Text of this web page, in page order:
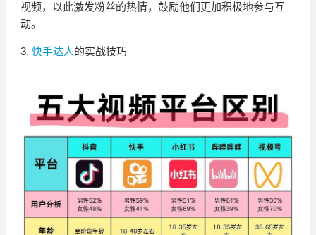
视频，以此激发粉丝的热情，鼓励他们更加积极地参与互
动。
3. 快手达人的实战技巧